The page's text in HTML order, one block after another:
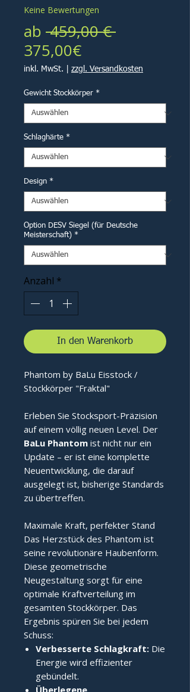
Keine Bewertungen
ab 459,00 €
375,00€Sale-
Preis
inkl. MwSt. zzgl. Versandkosten
Gewicht Stockkörper *
Schlaghärte *
Design *
Option DESV Siegel (für Deutsche
Meisterschaft) *
Anzahl *
In den Warenkorb
Phantom by BaLu Eisstock /
Stockkörper "Fraktal"
Erleben Sie Stocksport-Präzision
auf einem völlig neuen Level. Der
BaLu Phantom ist nicht nur ein
Update – er ist eine komplette
Neuentwicklung, die darauf
ausgelegt ist, bisherige Standards
zu übertreffen.
Maximale Kraft, perfekter Stand
Das Herzstück des Phantom ist
seine revolutionäre Haubenform.
Diese geometrische
Neugestaltung sorgt für eine
optimale Kraftverteilung im
gesamten Stockkörper. Das
Ergebnis spüren Sie bei jedem
Schuss:
Verbesserte Schlagkraft: Die
Energie wird effizienter
gebündelt.